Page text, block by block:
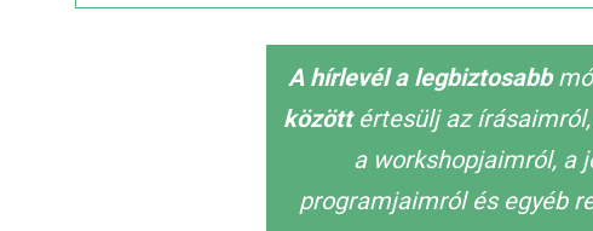
A hírlevél a legbiztosabb
közöttértesülj az
a workshopjaimról, a
programjaimról és egyéb